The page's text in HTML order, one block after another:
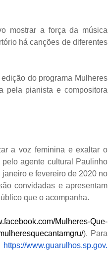
mostrar a força da música
há canções de diferentes
do programa Mulheres
pela pianista e compositora
a voz feminina e exaltar o
agente cultural Paulinho
e fevereiro de 2020 no
convidadas e apresentam
que o acompanha.
Mulheres-Que-
). Para
https://www.guarulhos.sp.gov.